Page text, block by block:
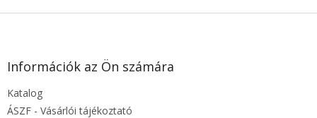
L
Információk az Ön számára
Katalog
ÁSZF - Vásárlói tájékoztató